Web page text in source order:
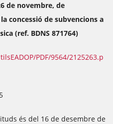
de novembre, de
concessió de subvencions a
(ref. BDNS 871764)
PDF/9564/2125263.p
és del 16 de desembre de